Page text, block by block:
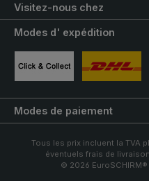
Visitez-nous chez
Modes d' expédition
Modes de paiement
Tous les prix incluent la TVA
éventuels frais de
© 2026